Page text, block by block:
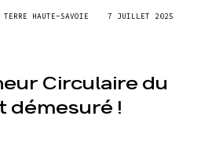
destructrice
HAUTE-SAVOIE 7 JUILLET 2025
Circulaire du
démesuré !